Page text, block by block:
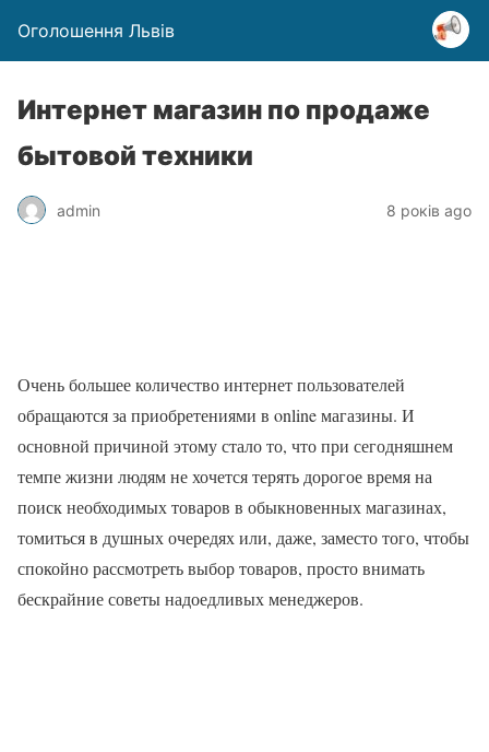
Оголошення Львів
Интернет магазин по продаже
бытовой техники
admin 8 років ago
Очень большее количество интернет пользователей
обращаются за приобретениями в online магазины. И
основной причиной этому стало то, что при сегодняшнем
темпе жизни людям не хочется терять дорогое время на
поиск необходимых товаров в обыкновенных магазинах,
томиться в душных очередях или, даже, заместо того, чтобы
спокойно рассмотреть выбор товаров, просто внимать
бескрайние советы надоедливых менеджеров.